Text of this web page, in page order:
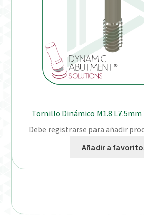
Tornillo Dinámico M1.8 L7.5mm
Debe registrarse para añadir
Añadir a